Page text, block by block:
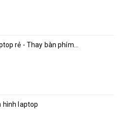
rẻ - Thay bàn phím...
hình laptop